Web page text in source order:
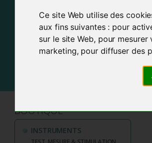
Ce site Web utilise des
aux fins suivantes : pour
sur le site Web, pour mesurer
marketing, pour diffuser des
Frais de Port offerts En France et
BOUTIQUE
INSTRUMENTS